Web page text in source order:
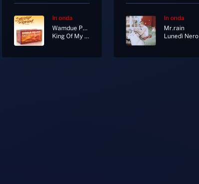
In onda
Wamdue Project
King Of My Castle
In onda
Mr.rain
Lunedì Nero